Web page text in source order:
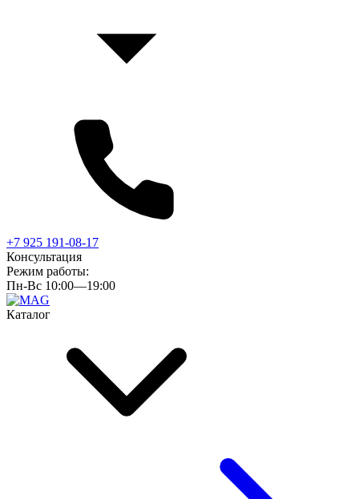
+7 925 191-08-17
Консультация
Режим работы:
Пн-Вс 10:00—19:00
Каталог